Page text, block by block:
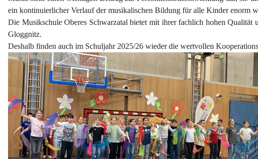
ein kontinuierlicher Verlauf der musikalischen Bildung für alle Kinder enorm
Die Musikschule Oberes Schwarzatal bietet mit ihrer fachlich hohen
Gloggnitz.
Deshalb finden auch im Schuljahr 2025/26 wieder die wertvollen